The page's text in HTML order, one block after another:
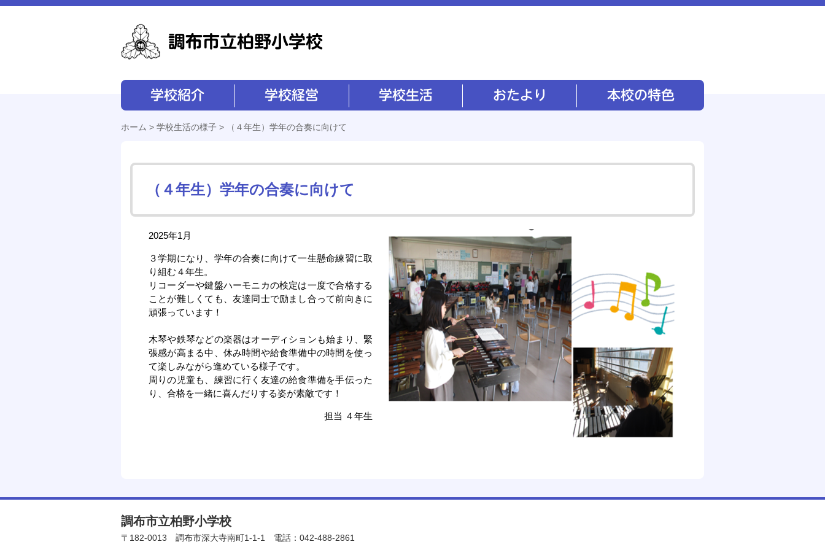
ホーム > 学校生活の様子 > （４年生）学年の合奏に向けて
（４年生）学年の合奏に向けて
2025年1月
３学期になり、学年の合奏に向けて一生懸命練習に取
り組む４年生。
リコーダーや鍵盤ハーモニカの検定は一度で合格する
ことが難しくても、友達同士で励まし合って前向きに
頑張っています！
木琴や鉄琴などの楽器はオーディションも始まり、緊
張感が高まる中、休み時間や給食準備中の時間を使っ
て楽しみながら進めている様子です。
周りの児童も、練習に行く友達の給食準備を手伝った
り、合格を一緒に喜んだりする姿が素敵です！
担当 ４年生
調布市立柏野小学校
〒182-0013 調布市深大寺南町1-1-1 電話：042-488-2861